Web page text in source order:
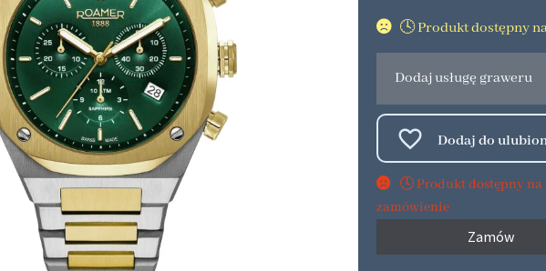
🕓 Produkt dostępny
Dodaj usługę graweru
🕓 Produkt dostępny na
zamówienie
Zamów